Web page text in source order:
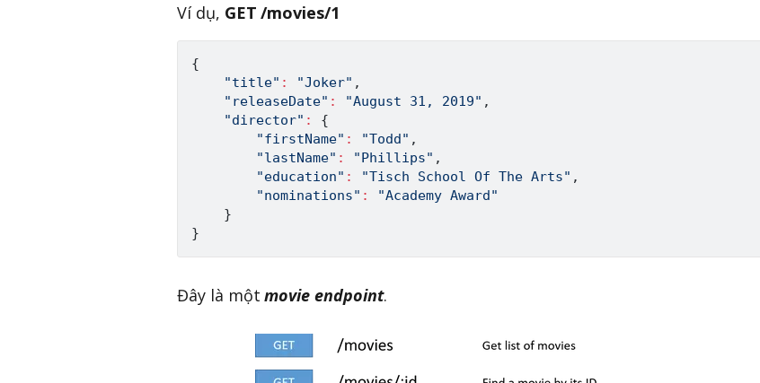
Ví dụ, GET /movies/1
{
"title" : "Joker" ,
"releaseDate" : "August 31, 2019" ,
"director" :
{
"firstName" : "Todd" ,
"lastName" : "Phillips" ,
"education" : "Tisch School Of The Arts" ,
"nominations" :
"Academy Award"
}
}
Đây là mộtmovie endpoint.